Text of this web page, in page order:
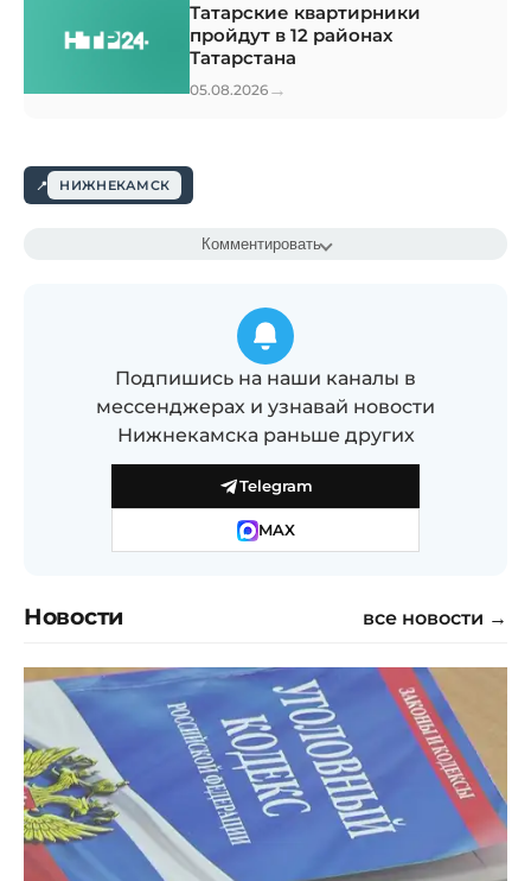
Татарские квартирники
пройдут в 12 районах
Татарстана
05.08.2026 →
НИЖНЕКАМСК
Комментировать
Подпишись на наши каналы в
мессенджерах и узнавай новости
Нижнекамска раньше других
Telegram
MAX
Новости все новости →